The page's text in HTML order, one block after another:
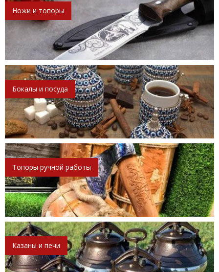
Ножи и топоры
Бокалы и посуда
Топоры ручной работы
Казаны и печи